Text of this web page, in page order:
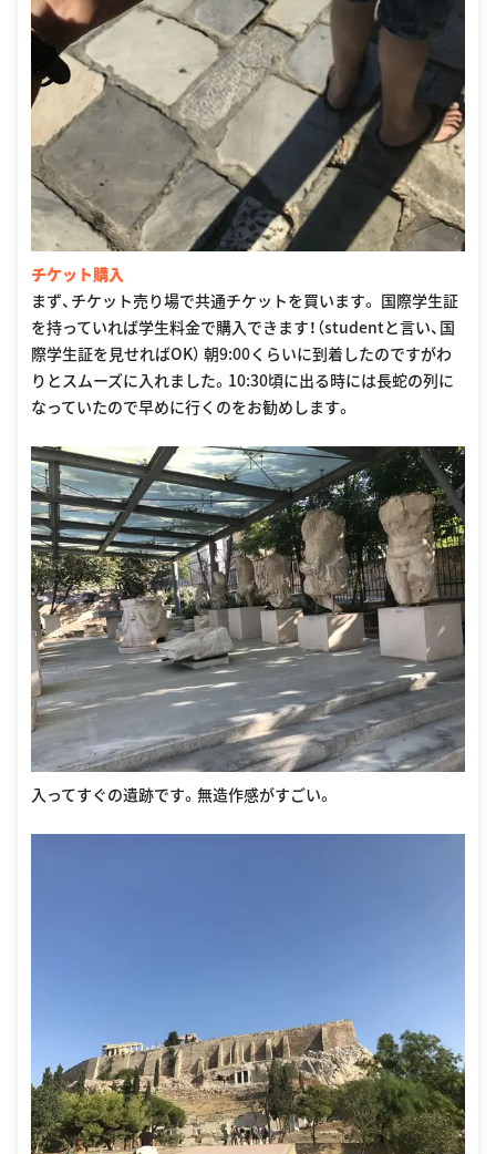
チケット購入
まず、チケット売り場で共通チケットを買います。 国際学生証
を持っていれば学生料金で購入できます！（studentと言い、国
際学生証を見せればOK） 朝9:00くらいに到着したのですがわ
りとスムーズに入れました。10:30頃に出る時には長蛇の列に
なっていたので早めに行くのをお勧めします。
入ってすぐの遺跡です。無造作感がすごい。